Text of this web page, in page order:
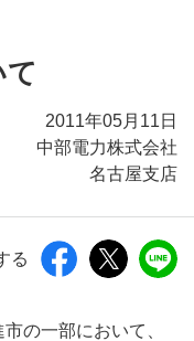
2011年05月11日
中部電力株式会社
名古屋支店
る
の一部において、